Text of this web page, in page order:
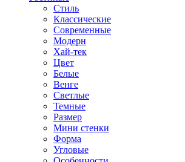
Стиль
Классические
Современные
Модерн
Хай-тек
Цвет
Белые
Венге
Светлые
Темные
Размер
Мини стенки
Форма
Угловые